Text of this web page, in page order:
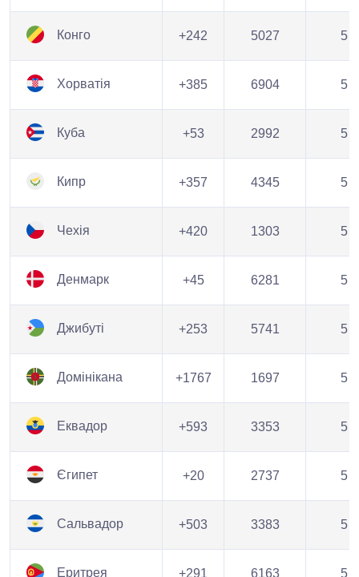
Конго +242 5027 5
Хорватія +385 6904 5
Куба +53 2992 5
Кипр +357 4345 5
Чехія +420 1303 5
Денмарк +45 6281 5
Джибуті +253 5741 5
Домінікана +1767 1697 5
Еквадор +593 3353 5
Єгипет +20 2737 5
Сальвадор +503 3383 5
Еритрея +291 6163 5